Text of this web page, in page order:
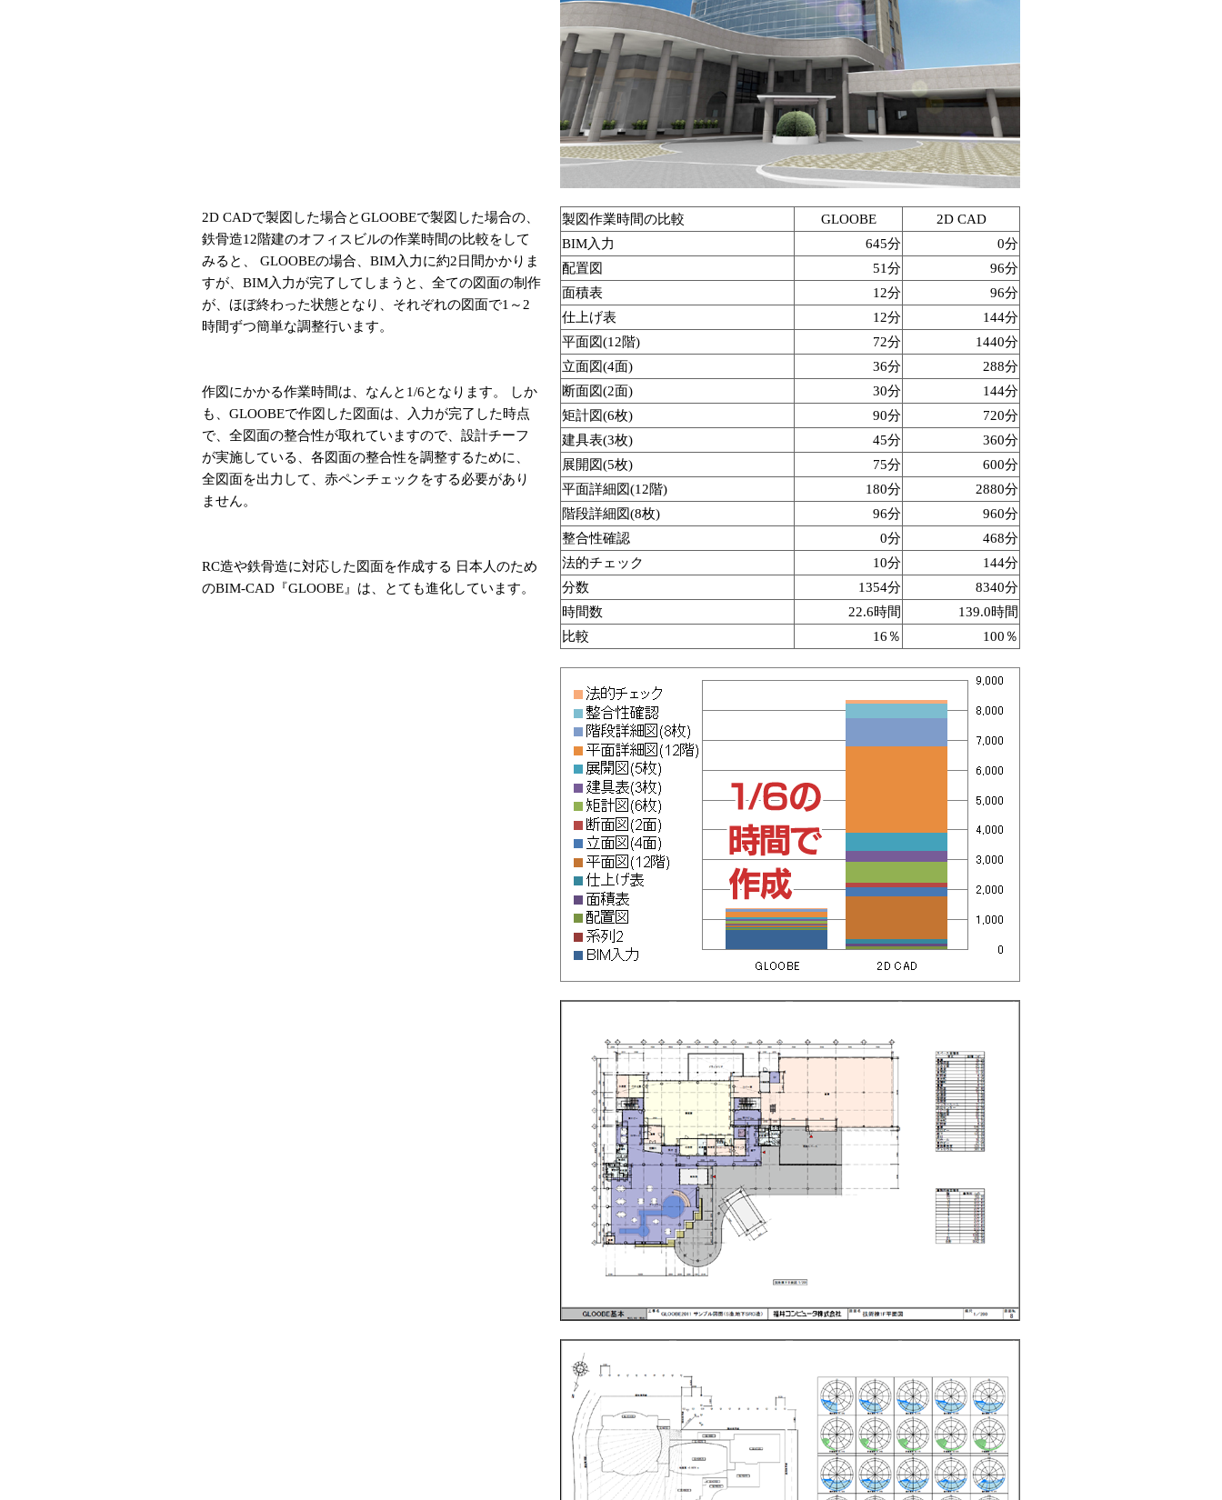
2D CADで製図した場合とGLOOBEで製図した場合の、
鉄骨造12階建のオフィスビルの作業時間の比較をして
みると、 GLOOBEの場合、BIM入力に約2日間かかりま
すが、BIM入力が完了してしまうと、全ての図面の制作
が、ほぼ終わった状態となり、それぞれの図面で1～2
時間ずつ簡単な調整行います。
作図にかかる作業時間は、なんと1/6となります。 しか
も、GLOOBEで作図した図面は、入力が完了した時点
で、全図面の整合性が取れていますので、設計チーフ
が実施している、各図面の整合性を調整するために、
全図面を出力して、赤ペンチェックをする必要があり
ません。
RC造や鉄骨造に対応した図面を作成する 日本人のため
のBIM-CAD『GLOOBE』は、とても進化しています。
製図作業時間の比較 GLOOBE
2D CAD
BIM入力
645分
0分
配置図
51分
96分
面積表
12分
96分
仕上げ表
12分
144分
平面図(12階)
72分
1440分
立面図(4面)
36分
288分
断面図(2面)
30分
144分
矩計図(6枚)
90分
720分
建具表(3枚)
45分
360分
展開図(5枚)
75分
600分
平面詳細図(12階)
180分
2880分
階段詳細図(8枚)
96分
960分
整合性確認
0分
468分
法的チェック
10分
144分
分数
1354分
8340分
時間数
22.6時間
139.0時間
比較
16％ 100％